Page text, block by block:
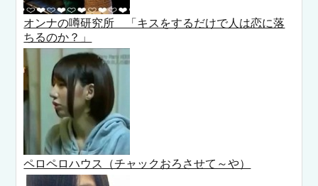
オンナの噂研究所 「キスをするだけで人は恋に落
ちるのか？」
ペロペロハウス（チャックおろさせて～や）